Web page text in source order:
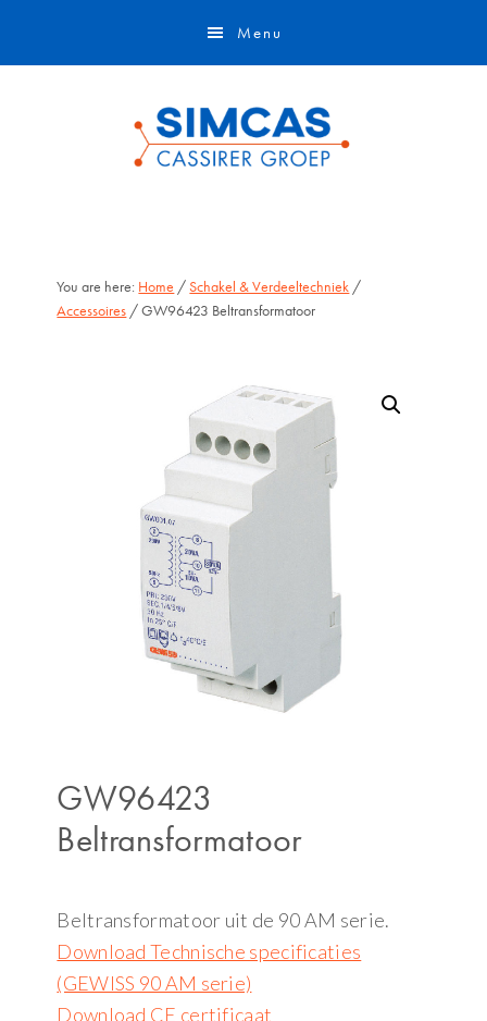
Menu
You are here: Home /Schakel & Verdeeltechniek /
Accessoires / GW96423 Beltransformatoor
GW96423
Beltransformatoor
Beltransformatoor uit de 90 AM serie.
Download Technische specificaties
(GEWISS 90 AM serie)
Download CE certificaat